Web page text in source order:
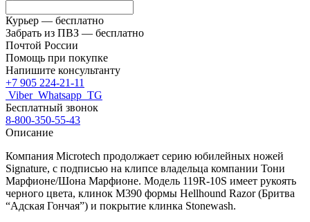
Курьер — бесплатно
Забрать из ПВЗ — бесплатно
Почтой России
Помощь при покупке
Напишите консультанту
+7 905 224-21-11
Viber Whatsapp TG
Бесплатный звонок
8-800-350-55-43
Описание
Компания Microtech продолжает серию юбилейных ножей
Signature, с подписью на клипсе владельца компании Тони
Марфионе/Шона Марфионе. Модель 119R-10S имеет рукоять
черного цвета, клинок M390 формы Hellhound Razor(Бритва
“Адская Гончая”) и покрытие клинка Stonewash.